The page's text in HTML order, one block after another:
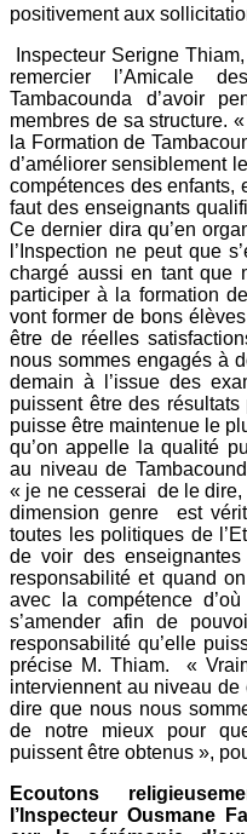
positivement aux
Inspecteur Serigne
remercier l’Amicale
Tambacounda d’avoir
membres de sa structure.
la Formation de
d’améliorer sensiblement
compétences des enfants,
faut des enseignants
Ce dernier dira qu’en
l’Inspection ne peut que
chargé aussi en tant que
participer à la formation
vont former de bons
être de réelles
nous sommes engagés à
demain à l’issue des
puissent être des
puisse être maintenue le
qu’on appelle la qualité
au niveau de
« je ne cesserai de le
dimension genre est
toutes les politiques de
de voir des
responsabilité et quand
avec la compétence
s’amender afin de
responsabilité qu’elle
précise M. Thiam. «
interviennent au niveau
dire que nous nous
de notre mieux pour
puissent être obtenus »,
Ecoutons
l’Inspecteur Ousmane